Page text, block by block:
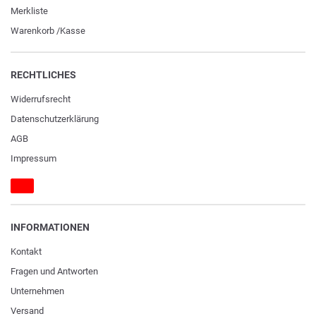
Merkliste
Warenkorb /Kasse
RECHTLICHES
Widerrufs­recht
Daten­schutz­erklärung
AGB
Impressum
INFORMATIONEN
Kontakt
Fragen und Antworten
Unternehmen
Versand